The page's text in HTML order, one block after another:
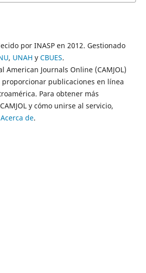
por INASP en 2012. Gestionado
, UNAH y CBUES.
American Journals Online (CAMJOL)
publicaciones en línea
Para obtener más
y cómo unirse al servicio,
Acerca de.